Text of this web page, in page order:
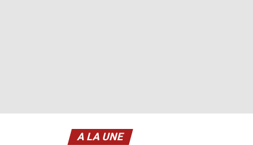
A LA UNE